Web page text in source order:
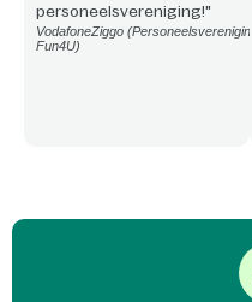
personeelsvereniging!"
VodafoneZiggo (Personeelsvereniging
Fun4U)